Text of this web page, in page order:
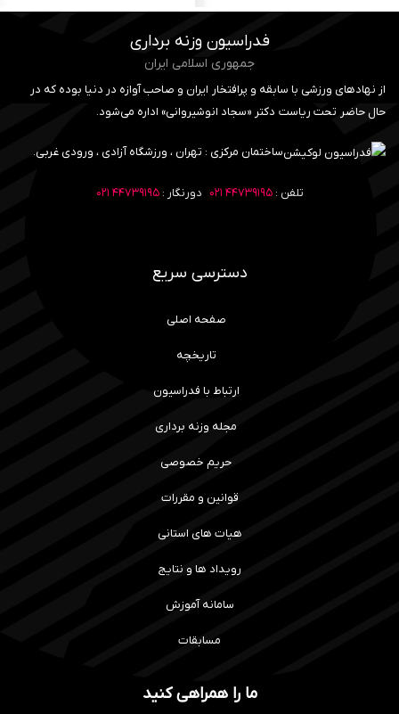
فدراسیون وزنه برداری
جمهوری اسلامی ایران
از نهادهای ورزشی با سابقه و پرافتخار ایران و صاحب آوازه در دنیا بوده که در
حال حاضر تحت ریاست دکتر «سجاد انوشیروانی» اداره می‌شود.
ساختمان مرکزی : تهران ، ورزشگاه آزادی ، ورودی غربی.
تلفن :۴۴۷۳۹۱۹۵ ۰۲۱ دورنگار :۴۴۷۳۹۱۹۵ ۰۲۱
دسترسی سریع
صفحه اصلی
تاریخچه
ارتباط با فدراسیون
مجله وزنه برداری
حریم خصوصی
قوانین و مقررات
هیات های استانی
رویداد ها و نتایج
سامانه آموزش
مسابقات
ما را همراهی کنید